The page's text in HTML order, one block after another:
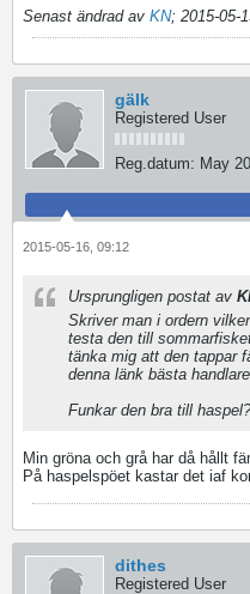
Senast ändrad av KN; 2015-05-
gälk
Registered User
Reg.datum: May
2015-05-16, 09:12
Ursprungligen postat av
Skriver man i ordern
testa den till
tänka mig att den tappar
denna länk bästa
Funkar den bra till haspel?
Min gröna och grå har då hållt
På haspelspöet kastar det iaf
dithes
Registered User